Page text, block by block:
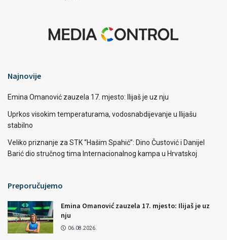
Najnovije
Emina Omanović zauzela 17. mjesto: Ilijaš je uz nju
Uprkos visokim temperaturama, vodosnabdijevanje u Ilijašu
stabilno
Veliko priznanje za STK “Hašim Spahić”: Dino Čustović i Danijel
Barić dio stručnog tima Internacionalnog kampa u Hrvatskoj
Preporučujemo
Emina Omanović zauzela 17. mjesto: Ilijaš je uz
nju
06.08.2026.